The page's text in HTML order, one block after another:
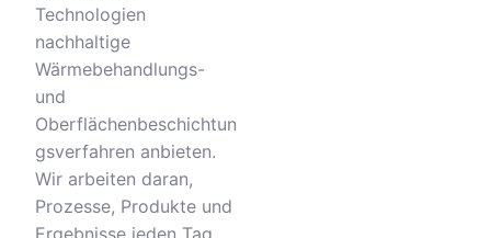
Technologien
nachhaltige
Wärmebehandlungs-
und
Oberflächenbeschichtun
gsverfahren anbieten.
Wir arbeiten daran,
Prozesse, Produkte und